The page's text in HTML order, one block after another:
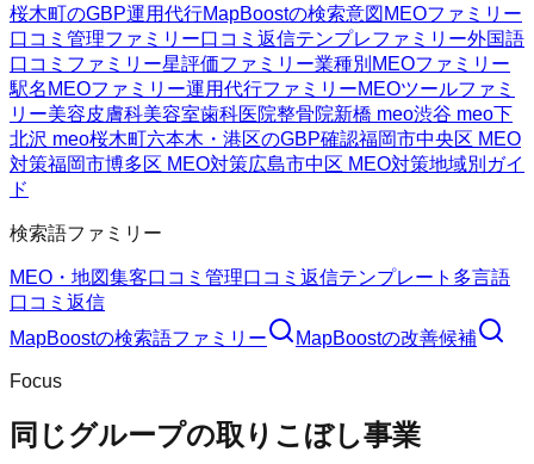
桜木町のGBP運用代行MapBoostの検索意図 MEOファミリー
口コミ管理ファミリー口コミ返信テンプレファミリー外国語
口コミファミリー星評価ファミリー業種別MEOファミリー
駅名MEOファミリー運用代行ファミリーMEOツールファミ
リー美容皮膚科美容室歯科医院整骨院新橋 meo渋谷 meo下
北沢 meo桜木町六本木・港区のGBP確認福岡市中央区 MEO
対策福岡市博多区 MEO対策広島市中区 MEO対策地域別ガイ
ド
検索語ファミリー
MEO・地図集客口コミ管理口コミ返信テンプレート 多言語
口コミ返信
MapBoostの検索語ファミリー MapBoostの改善候補
Focus
同じグループの取りこぼし事業